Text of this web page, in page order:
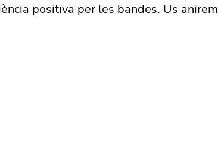
positiva per les bandes. Us anirem